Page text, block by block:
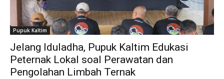
Pupuk Kaltim
Jelang Iduladha, Pupuk Kaltim Edukasi
Peternak Lokal soal Perawatan dan
Pengolahan Limbah Ternak